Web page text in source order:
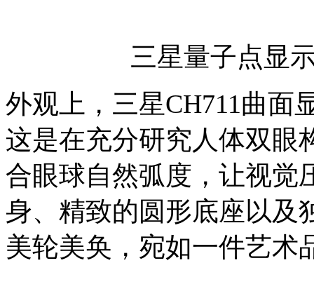
三星量子点显
外观上，三星CH711曲面
这是在充分研究人体双眼
合眼球自然弧度，让视觉
身、精致的圆形底座以及
美轮美奂，宛如一件艺术